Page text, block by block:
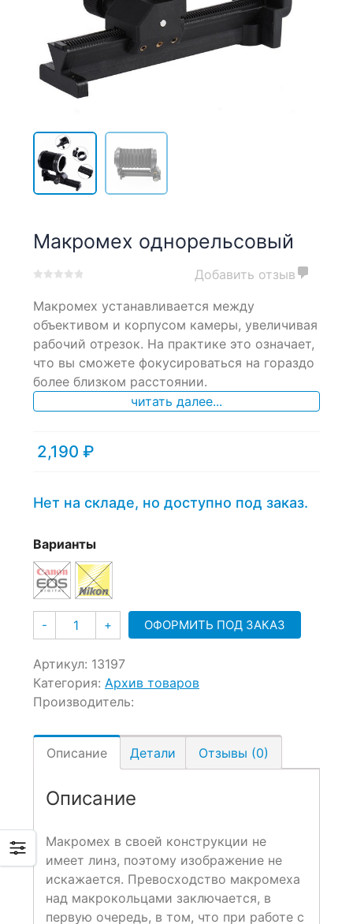
Макромех однорельсовый
out
on
customer
ratings
Добавить отзыв
Макромех устанавливается между
объективом и корпусом камеры, увеличивая
рабочий отрезок. На практике это означает,
что вы сможете фокусироваться на гораздо
более близком расстоянии.
читать далее...
2,190 ₽
Нет на складе, но доступно под заказ.
Варианты
- Количество
+ ОФОРМИТЬ ПОД ЗАКАЗ
Артикул: 13197
Категория: Архив товаров
Производитель:
Описание Детали Отзывы (0)
Описание
Макромех в своей конструкции не
имеет линз, поэтому изображение не
искажается. Превосходство макромеха
над макрокольцами заключается, в
первую очередь, в том, что при работе с